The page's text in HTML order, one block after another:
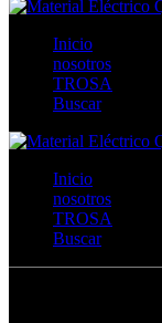
Inicio
nosotros
TROSA
Buscar
Inicio
nosotros
TROSA
Buscar